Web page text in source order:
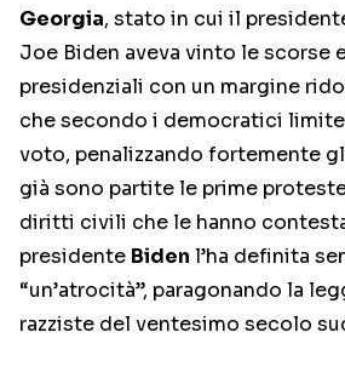
Georgia, stato in cui il
Joe Biden aveva vinto le scorse
presidenziali con un margine
che secondo i democratici
voto, penalizzando fortemente
già sono partite le prime
diritti civili che le hanno
presidente Biden l’ha definita
“un’atrocità”, paragonando la
razziste del ventesimo secolo